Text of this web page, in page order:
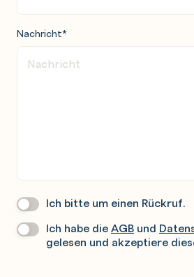
Nachricht*
Wir
Sie
Ich bitte um einen Rückruf.
Datenschutz*
Ich habe dieAGB und
gelesen und akzeptiere